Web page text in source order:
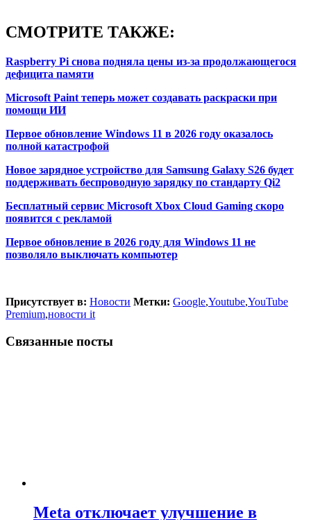
СМОТРИТЕ ТАКЖЕ:
Raspberry Pi снова подняла цены из-за продолжающегося
дефицита памяти
Microsoft Paint теперь может создавать раскраски при
помощи ИИ
Первое обновление Windows 11 в 2026 году оказалось
полной катастрофой
Новое зарядное устройство для Samsung Galaxy S26 будет
поддерживать беспроводную зарядку по стандарту Qi2
Бесплатный сервис Microsoft Xbox Cloud Gaming скоро
появится с рекламой
Первое обновление в 2026 году для Windows 11 не
позволяло выключать компьютер
Присутствует в: Новости Метки: Google,Youtube,YouTube
Premium,новости it
Связанные посты
Meta отключает улучшение в